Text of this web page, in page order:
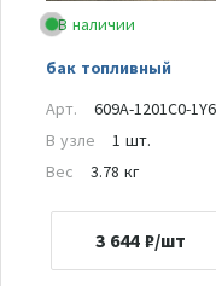
В наличии
бак топливный
Арт.
609A-1201C0-
В узле
1 шт.
Вес
3.78 кг
3 644 ₽/шт